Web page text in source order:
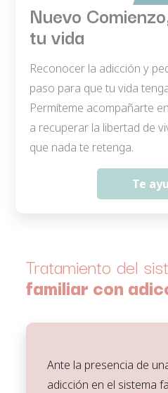
Nuevo
tu vida
Reconocer la adicción y
paso para que tu vida
Permíteme acompañarte
a recuperar la libertad de
que nada te retenga.
Te
Tratamiento del
familiar con
Ante la presencia de
adicción en el sistema